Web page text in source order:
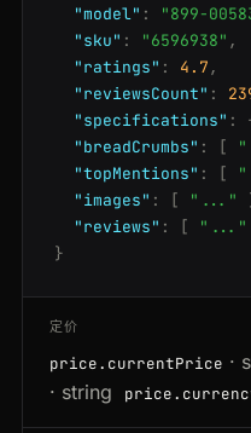
"model" : "899-
"sku" : "6596938" ,
"ratings" : 4.7 ,
"reviewsCount" :
"specifications" :
"breadCrumbs" : [
"topMentions" : [
"images" : [ "..."
"reviews" : [ "..."
}
定价
price.currentPrice ·
· string